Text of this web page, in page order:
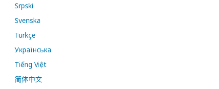
Srpski
Svenska
Türkçe
Українська
Tiếng Việt
简体中文